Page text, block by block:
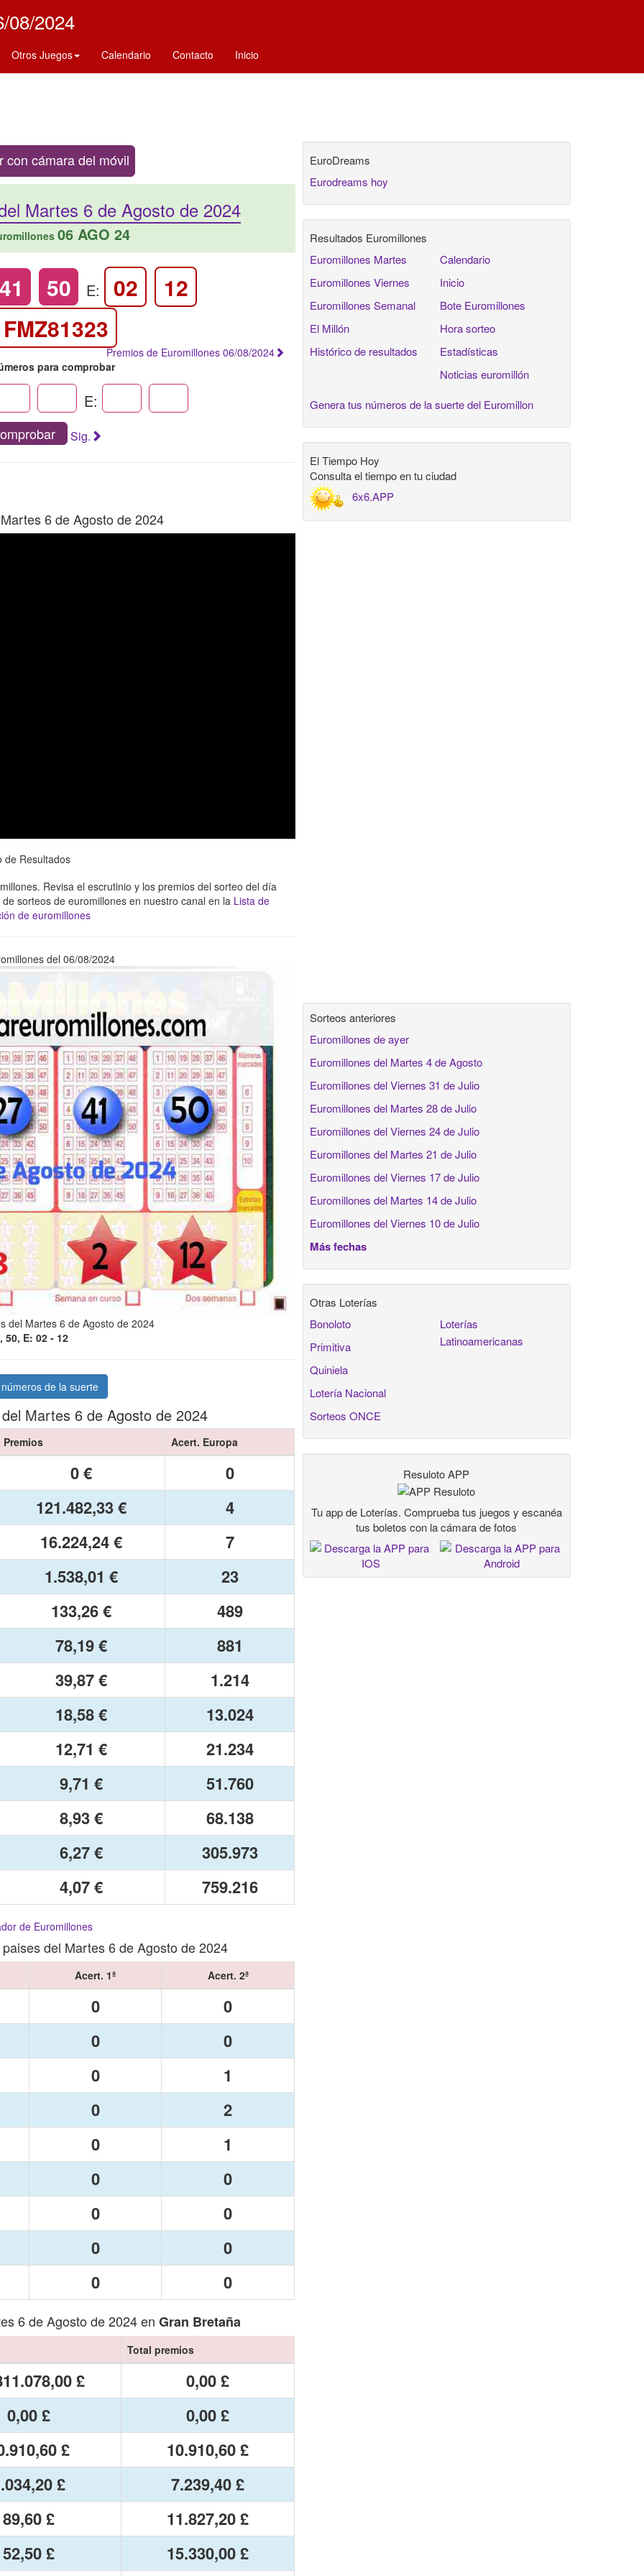
08/2024
Otros Juegos Calendario Contacto Inicio
cámara del móvil
Martes 6 de Agosto de 2024
06 AGO 24
50 E: 02
12
FMZ81323
Premios de Euromillones 06/08/2024
para comprobar
E:
Sig.
6 de Agosto de 2024
de Resultados
Revisa el escrutinio y los premios del sorteo del día
sorteos de euromillones en nuestro canal en la Lista de
de euromillones
del 06/08/2024
del Martes 6 de Agosto de 2024
50, E: 02 - 12
de la suerte
Martes 6 de Agosto de 2024
Premios Acert. Europa
0 €
0
121.482,33 €
4
16.224,24 €
7
1.538,01 €
23
133,26 €
489
78,19 €
881
39,87 €
1.214
18,58 €
13.024
12,71 €
21.234
9,71 €
51.760
8,93 €
68.138
6,27 €
305.973
4,07 €
759.216
de Euromillones
del Martes 6 de Agosto de 2024
Acert. 1ª Acert. 2ª
0
0
0
0
0
1
0
2
0
1
0
0
0
0
0
0
0
0
6 de Agosto de 2024 en Gran Bretaña
Total premios
£
0,00 £
0,00 £
0,00 £
£
10.910,60 £
£
7.239,40 £
89,60 £
11.827,20 £
52,50 £
15.330,00 £
EuroDreams
Eurodreams hoy
Resultados Euromillones
Euromillones Martes
Euromillones Viernes
Euromillones Semanal
El Millón
Histórico de resultados
Calendario
Inicio
Bote Euromillones
Hora sorteo
Estadísticas
Noticias euromillón
Genera tus números de la suerte del Euromillon
El Tiempo Hoy
Consulta el tiempo en tu ciudad
6x6.APP
Sorteos anteriores
Euromillones de ayer
Euromillones del Martes 4 de Agosto
Euromillones del Viernes 31 de Julio
Euromillones del Martes 28 de Julio
Euromillones del Viernes 24 de Julio
Euromillones del Martes 21 de Julio
Euromillones del Viernes 17 de Julio
Euromillones del Martes 14 de Julio
Euromillones del Viernes 10 de Julio
Más fechas
Otras Loterías
Bonoloto
Primitiva
Quiniela
Lotería Nacional
Sorteos ONCE
Loterías
Latinoamericanas
Resuloto APP
Tu app de Loterías. Comprueba tus juegos y escanéa
tus boletos con la cámara de fotos